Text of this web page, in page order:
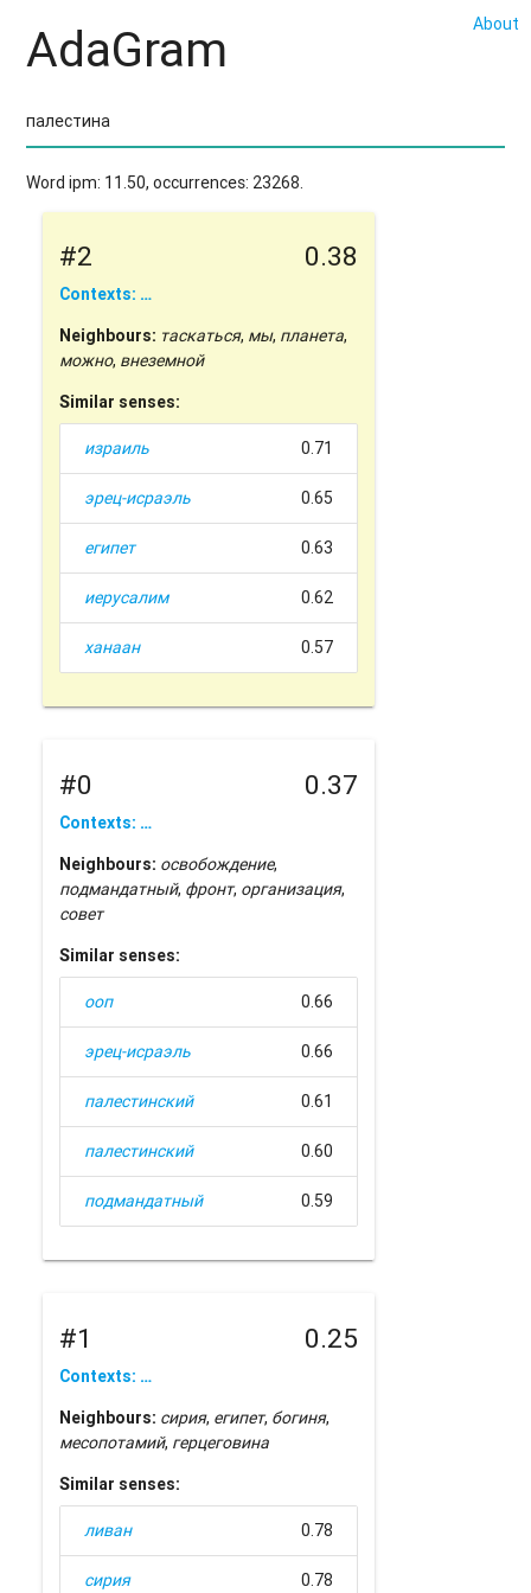
About
AdaGram
Word ipm: 11.50, occurrences: 23268.
#2 0.38
Contexts: …
Neighbours: таскаться, мы, планета,
можно, внеземной
Similar senses:
израиль 0.71
эрец-исраэль 0.65
египет 0.63
иерусалим 0.62
ханаан 0.57
#0 0.37
Contexts: …
Neighbours: освобождение,
подмандатный, фронт, организация,
совет
Similar senses:
ооп 0.66
эрец-исраэль 0.66
палестинский 0.61
палестинский 0.60
подмандатный 0.59
#1 0.25
Contexts: …
Neighbours: сирия, египет, богиня,
месопотамий, герцеговина
Similar senses:
ливан 0.78
сирия 0.78